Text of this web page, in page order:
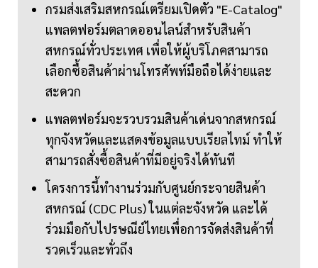
กรมส่งเสริมสหกรณ์เตรียมเปิดตัว "E-Catalog"
แพลตฟอร์มตลาดออนไลน์สำหรับสินค้า
สหกรณ์ทั่วประเทศ เพื่อให้ผู้บริโภคสามารถ
เลือกซื้อสินค้าผ่านโทรศัพท์มือถือได้ง่ายและ
สะดวก
แพลตฟอร์มจะรวบรวมสินค้าเด่นจากสหกรณ์
ทุกจังหวัดและแสดงข้อมูลแบบเรียลไทม์ ทำให้
สามารถสั่งซื้อสินค้าที่มีอยู่จริงได้ทันที
โครงการนี้ทำงานร่วมกับศูนย์กระจายสินค้า
สหกรณ์ (CDC Plus) ในแต่ละจังหวัด และได้
ร่วมมือกับไปรษณีย์ไทยเพื่อการจัดส่งสินค้าที่
รวดเร็วและทั่วถึง